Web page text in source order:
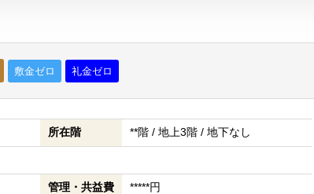
敷金ゼロ 礼金ゼロ
所在階 **階 / 地上3階 / 地下なし
管理・共益費 *****円